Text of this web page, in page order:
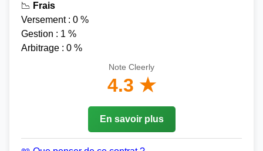
📉 Frais
Versement : 0 %
Gestion : 1 %
Arbitrage : 0 %
Note Cleerly
4.3 ★
En savoir plus